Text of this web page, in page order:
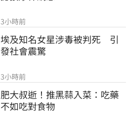
3小時前
埃及知名女星涉毒被判死　引
發社會震驚
3小時前
肥大叔逝！推黑蒜入菜：吃藥
不如吃對食物